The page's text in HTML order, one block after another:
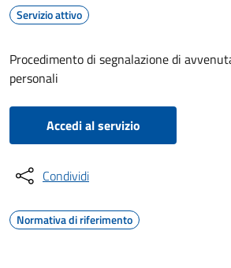
Servizio attivo
Procedimento di segnalazione di
personali
Accedi al servizio
Condividi
Normativa di riferimento